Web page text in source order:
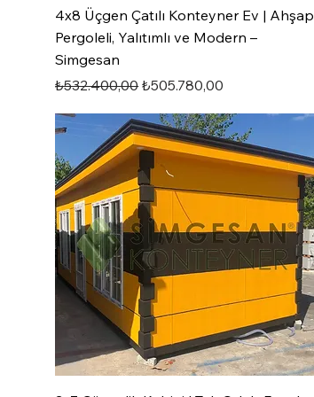
4x8 Üçgen Çatılı Konteyner Ev | Ahşap
Pergoleli, Yalıtımlı ve Modern –
Simgesan
Normal Fiyat
₺532.400,00İndirimli Fiyat
₺505.780,00